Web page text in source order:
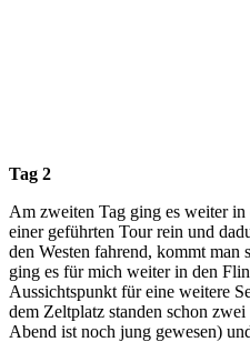
Tag 2
Am zweiten Tag ging es weiter
einer geführten Tour rein und
den Westen fahrend, kommt
ging es für mich weiter in den
Aussichtspunkt für eine weitere
dem Zeltplatz standen schon
Abend ist noch jung gewesen)